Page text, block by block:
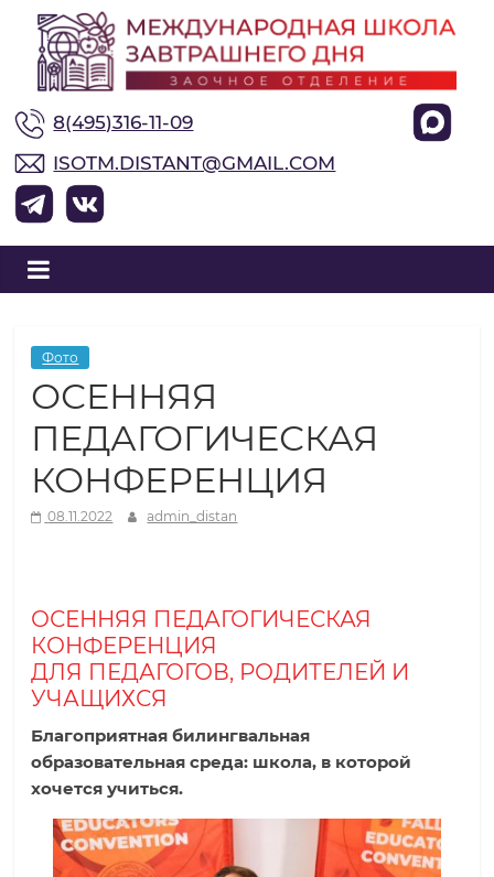
М
е
ж
д
у
н
а
о
д
н
а
8(495)316-11-09
ISOTM.DISTANT@GMAIL.COM
Фото
ОСЕННЯЯ
ПЕДАГОГИЧЕСКАЯ
КОНФЕРЕНЦИЯ
08.11.2022 admin_distan
ОСЕННЯЯ ПЕДАГОГИЧЕСКАЯ
КОНФЕРЕНЦИЯ
ДЛЯ ПЕДАГОГОВ, РОДИТЕЛЕЙ И
УЧАЩИХСЯ
Благоприятная билингвальная
образовательная среда: школа, в которой
хочется учиться.